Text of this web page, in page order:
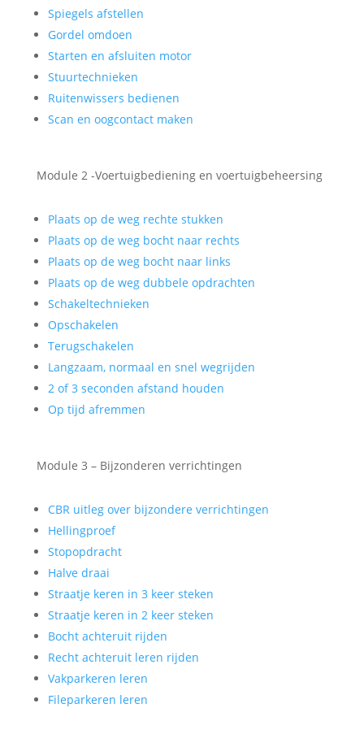
Spiegels afstellen
Gordel omdoen
Starten en afsluiten motor
Stuurtechnieken
Ruitenwissers bedienen
Scan en oogcontact maken
Module 2 -Voertuigbediening en voertuigbeheersing
Plaats op de weg rechte stukken
Plaats op de weg bocht naar rechts
Plaats op de weg bocht naar links
Plaats op de weg dubbele opdrachten
Schakeltechnieken
Opschakelen
Terugschakelen
Langzaam, normaal en snel wegrijden
2 of 3 seconden afstand houden
Op tijd afremmen
Module 3 – Bijzonderen verrichtingen
CBR uitleg over bijzondere verrichtingen
Hellingproef
Stopopdracht
Halve draai
Straatje keren in 3 keer steken
Straatje keren in 2 keer steken
Bocht achteruit rijden
Recht achteruit leren rijden
Vakparkeren leren
Fileparkeren leren